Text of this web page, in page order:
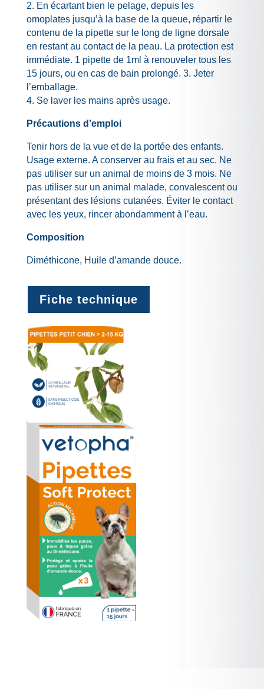
2. En écartant bien le pelage, depuis les
omoplates jusqu’à la base de la queue, répartir le
contenu de la pipette sur le long de ligne dorsale
en restant au contact de la peau. La protection est
immédiate. 1 pipette de 1ml à renouveler tous les
15 jours, ou en cas de bain prolongé. 3. Jeter
l’emballage.
4. Se laver les mains après usage.
Précautions d’emploi
Tenir hors de la vue et de la portée des enfants.
Usage externe. A conserver au frais et au sec. Ne
pas utiliser sur un animal de moins de 3 mois. Ne
pas utiliser sur un animal malade, convalescent ou
présentant des lésions cutanées. Éviter le contact
avec les yeux, rincer abondamment à l’eau.
Composition
Diméthicone, Huile d’amande douce.
Fiche technique